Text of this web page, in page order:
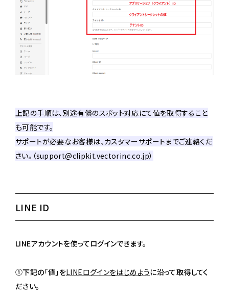
上記の手順は、別途有償のスポット対応にて値を取得すること
も可能です。
サポートが必要なお客様は、カスタマーサポートまでご連絡くだ
さい。（support@clipkit.vectorinc.co.jp）
LINE ID
LINEアカウントを使ってログインできます。
①下記の「値」をLINEログインをはじめように沿って取得してく
ださい。